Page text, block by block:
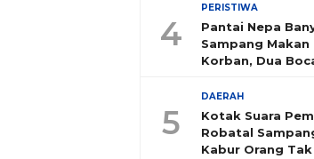
4
PERISTIWA
Pantai Nepa
Sampang Makan
Korban, Dua
5
DAERAH
Kotak Suara
Robatal
Kabur Orang